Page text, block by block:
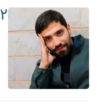
۲